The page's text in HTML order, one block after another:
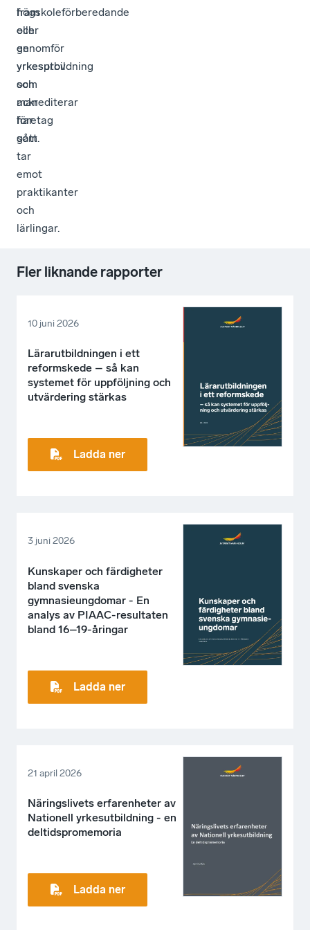
fram
och
genomför
yrkesprov
och
ackrediterar
företag
som
tar
emot
praktikanter
och
lärlingar.
högskoleförberedande
eller
en
yrkesutbildning
som
man
har
gått.
Fler liknande rapporter
10 juni 2026
Lärarutbildningen i ett
reformskede – så kan
systemet för uppföljning och
utvärdering stärkas
Ladda ner
3 juni 2026
Kunskaper och färdigheter
bland svenska
gymnasieungdomar - En
analys av PIAAC-resultaten
bland 16–19-åringar
Ladda ner
21 april 2026
Näringslivets erfarenheter av
Nationell yrkesutbildning - en
deltidspromemoria
Ladda ner